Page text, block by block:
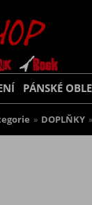
PÁNSKÉ
» DOPLŇKY »